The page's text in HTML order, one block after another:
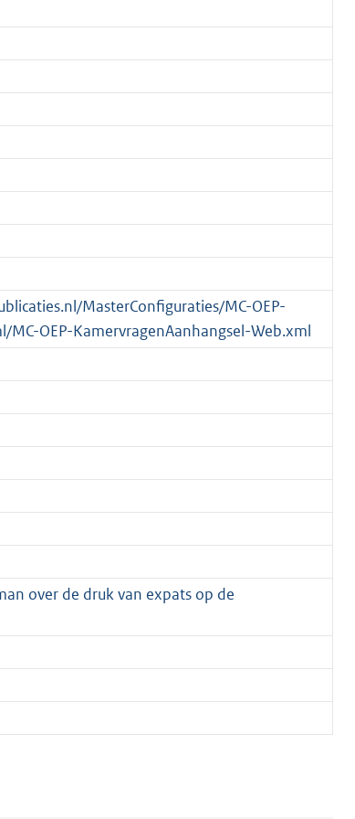
MasterConfiguraties/MC-OEP-
OEP-KamervragenAanhangsel-Web.xml
over de druk van expats op de